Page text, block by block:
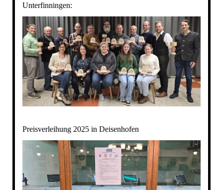
Unterfinningen:
Preisverleihung 2025 in Deisenhofen